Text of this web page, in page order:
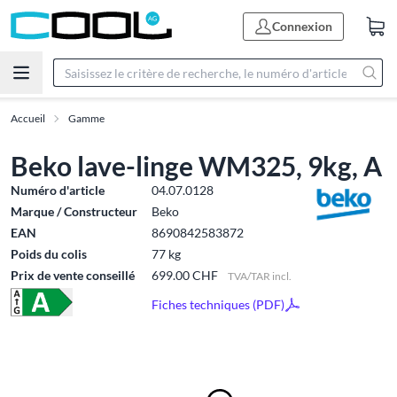
Connexion
Accueil Gamme
Beko lave-linge WM325, 9kg, A
Numéro d'article
04.07.0128
Marque / Constructeur
Beko
EAN
8690842583872
Poids du colis
77 kg
Prix de vente conseillé
699.00 CHF TVA/TAR incl.
Fiches techniques (PDF)